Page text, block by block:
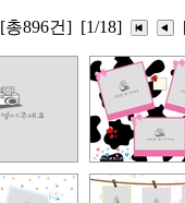
[총896건] [1/18]